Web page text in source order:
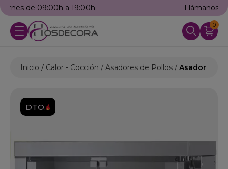
Llámanos: 976 25 59 91
0
Inicio Calor - Cocción Asadores de Pollos Asador para
DTO.